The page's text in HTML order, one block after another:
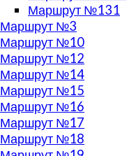
Маршрут №131
Маршрут №3
Маршрут №10
Маршрут №12
Маршрут №14
Маршрут №15
Маршрут №16
Маршрут №17
Маршрут №18